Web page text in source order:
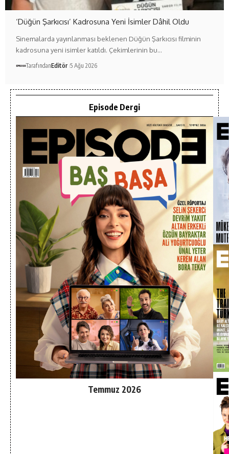
‘Düğün Şarkıcısı’ Kadrosuna Yeni İsimler Dâhil Oldu
Sinemalarda yayınlanması beklenen Düğün Şarkıcısı filminin
kadrosuna yeni isimler katıldı. Çekimlerinin bu…
TarafındanEditör 5 Ağu 2026
Episode Dergi
Temmuz 2026